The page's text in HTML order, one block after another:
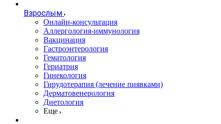
Взрослым
Онлайн-консультация
Аллергология-иммунология
Вакцинация
Гастроэнтерология
Гематология
Гериатрия
Гинекология
Гирудотерапия (лечение пиявками)
Дерматовенерология
Диетология
Еще